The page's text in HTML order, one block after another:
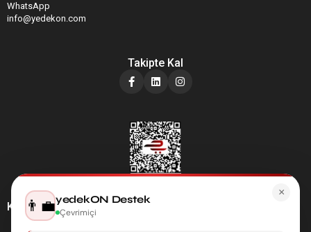
WhatsApp
info@yedekon.com
Takipte Kal
Kategoriler
×
👨‍💼yedekON Destek
Çevrimiçi